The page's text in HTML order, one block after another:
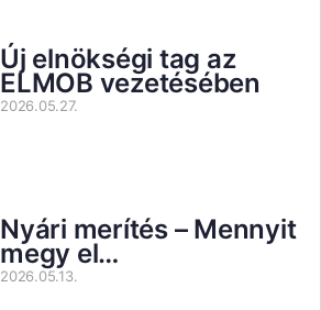
Új elnökségi tag az
ELMOB vezetésében
2026.05.27.
Nyári merítés – Mennyit
megy el…
2026.05.13.